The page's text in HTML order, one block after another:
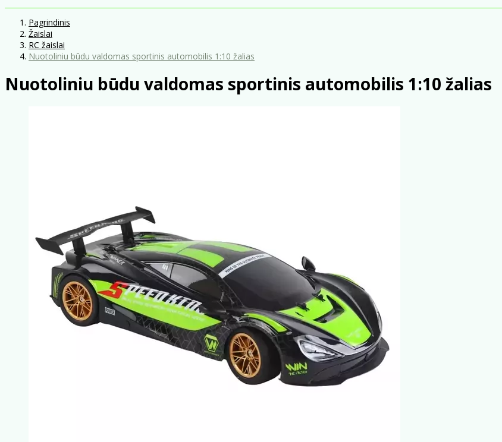
Pagrindinis
Žaislai
RC žaislai
Nuotoliniu būdu valdomas sportinis automobilis 1:10 žalias
Nuotoliniu būdu valdomas sportinis automobilis 1:10 žalias